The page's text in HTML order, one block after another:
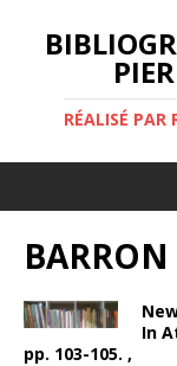
RÉALISÉ PAR
BARRON
In
pp. 103-105. ,